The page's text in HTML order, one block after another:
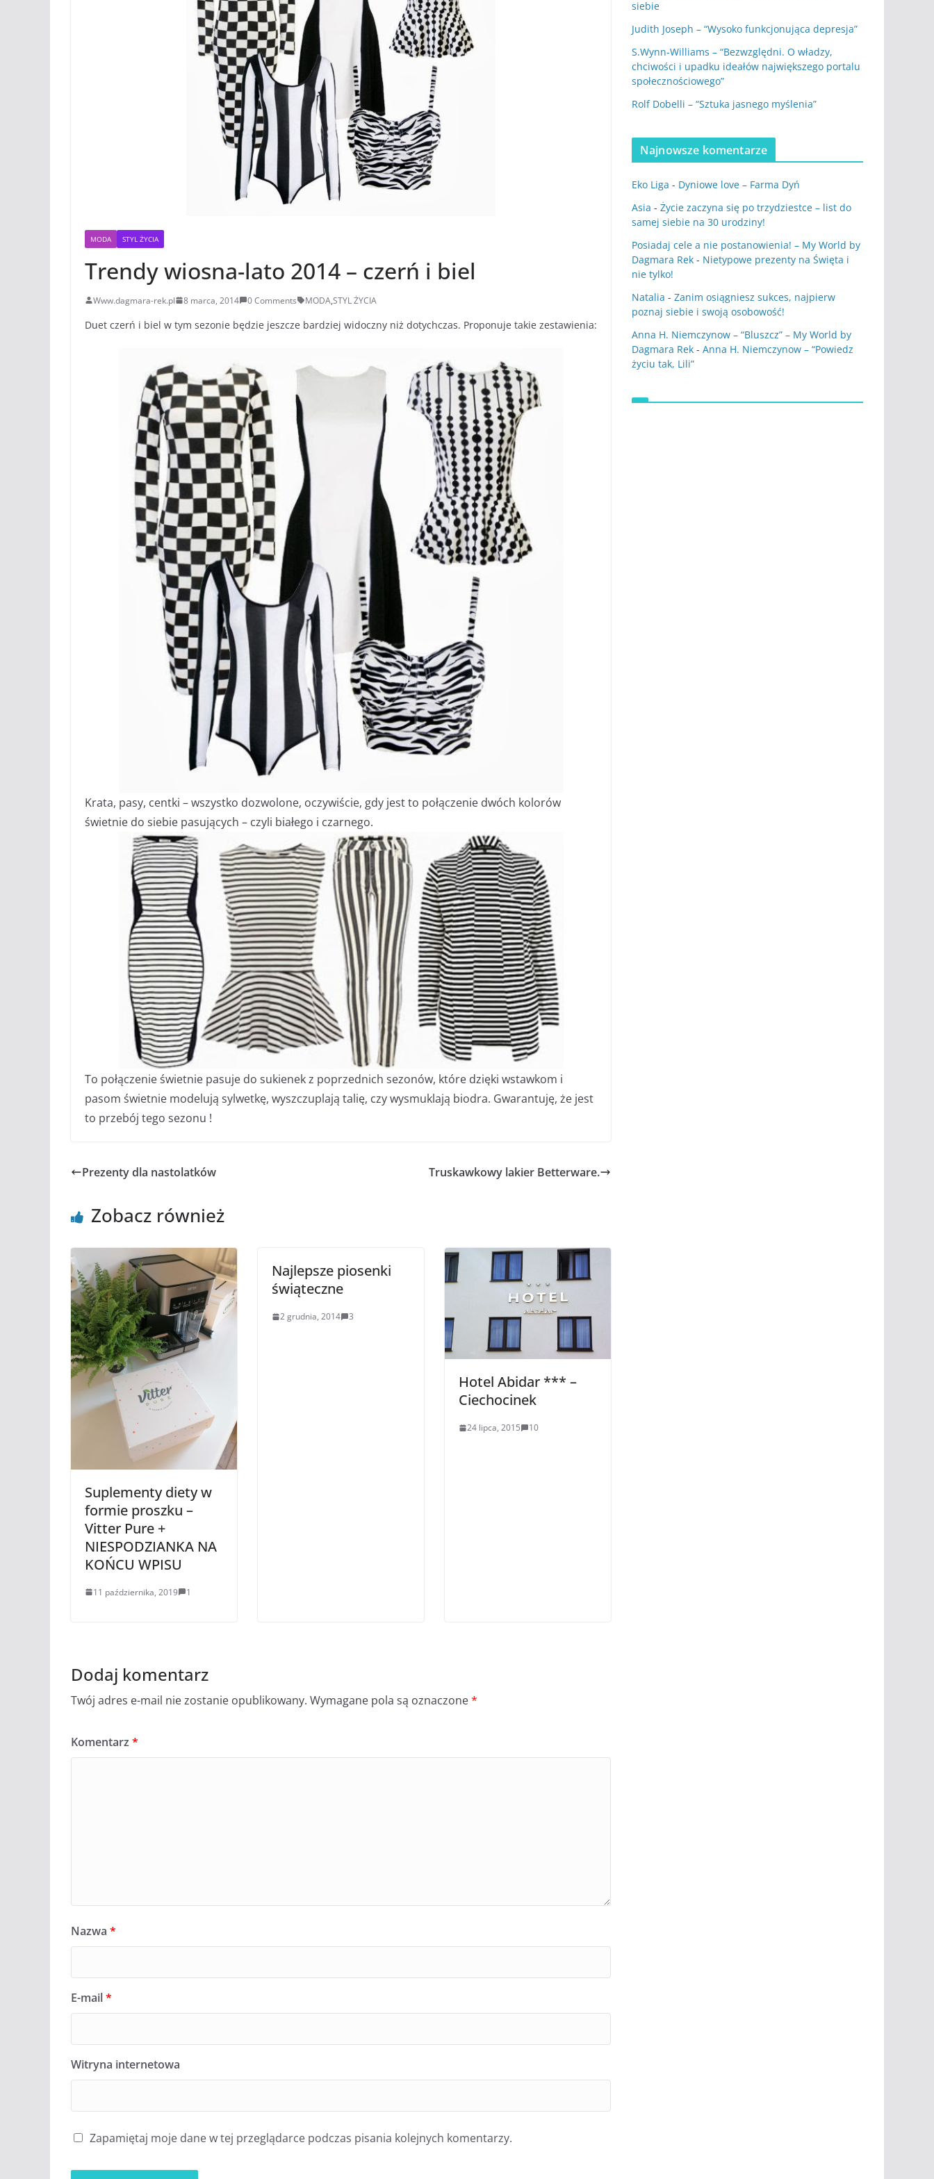
MODA STYL ŻYCIA
Trendy wiosna-lato 2014 – czerń i biel
Www.dagmara-rek.pl 8 marca, 2014 0 Comments MODA,STYL ŻYCIA
Duet czerń i biel w tym sezonie będzie jeszcze bardziej widoczny niż dotychczas. Proponuje takie zestawienia:
Krata, pasy, centki – wszystko dozwolone, oczywiście, gdy jest to połączenie dwóch kolorów
świetnie do siebie pasujących – czyli białego i czarnego.
To połączenie świetnie pasuje do sukienek z poprzednich sezonów, które dzięki wstawkom i
pasom świetnie modelują sylwetkę, wyszczuplają talię, czy wysmuklają biodra. Gwarantuję, że jest
to przebój tego sezonu !
Prezenty dla nastolatków Truskawkowy lakier Betterware.
Zobacz również
Suplementy diety w
formie proszku –
Vitter Pure +
NIESPODZIANKA NA
KOŃCU WPISU
11 października, 2019 1
Najlepsze piosenki
świąteczne
2 grudnia, 2014 3
Hotel Abidar *** –
Ciechocinek
24 lipca, 2015 10
Dodaj komentarz
Twój adres e-mail nie zostanie opublikowany. Wymagane pola są oznaczone*
Komentarz *
Nazwa *
E-mail*
Witryna internetowa
Zapamiętaj moje dane w tej przeglądarce podczas pisania kolejnych komentarzy.
siebie
Judith Joseph – “Wysoko funkcjonująca depresja”
S.Wynn-Williams – “Bezwzględni. O władzy,
chciwości i upadku ideałów największego portalu
społecznościowego”
Rolf Dobelli – “Sztuka jasnego myślenia”
Najnowsze komentarze
Eko Liga - Dyniowe love – Farma Dyń
Asia - Życie zaczyna się po trzydziestce – list do
samej siebie na 30 urodziny!
Posiadaj cele a nie postanowienia! – My World by
Dagmara Rek - Nietypowe prezenty na Święta i
nie tylko!
Natalia - Zanim osiągniesz sukces, najpierw
poznaj siebie i swoją osobowość!
Anna H. Niemczynow – “Bluszcz” – My World by
Dagmara Rek - Anna H. Niemczynow – “Powiedz
życiu tak, Lili”